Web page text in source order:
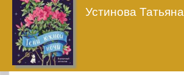
Устинова Татьяна